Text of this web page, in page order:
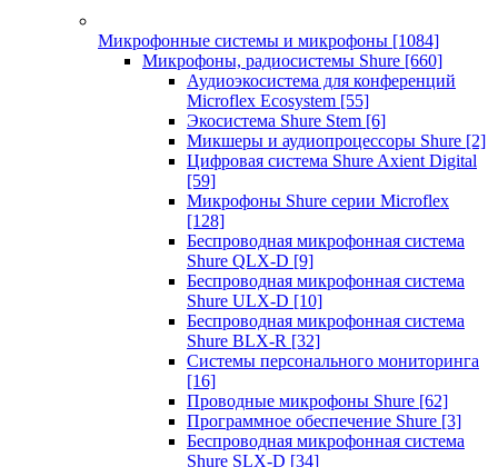
Микрофонные системы и микрофоны [1084]
Микрофоны, радиосистемы Shure [660]
Аудиоэкосистема для конференций
Microflex Ecosystem [55]
Экосистема Shure Stem [6]
Микшеры и аудиопроцессоры Shure [2]
Цифровая система Shure Axient Digital
[59]
Микрофоны Shure серии Microflex
[128]
Беспроводная микрофонная система
Shure QLX-D [9]
Беспроводная микрофонная система
Shure ULX-D [10]
Беспроводная микрофонная система
Shure BLX-R [32]
Системы персонального мониторинга
[16]
Проводные микрофоны Shure [62]
Программное обеспечение Shure [3]
Беспроводная микрофонная система
Shure SLX-D [34]